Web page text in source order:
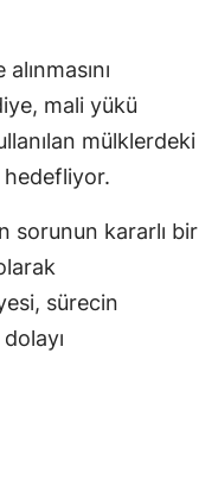
mali yükü
mülklerdeki
hedefliyor.
sorunun kararlı bir
sürecin